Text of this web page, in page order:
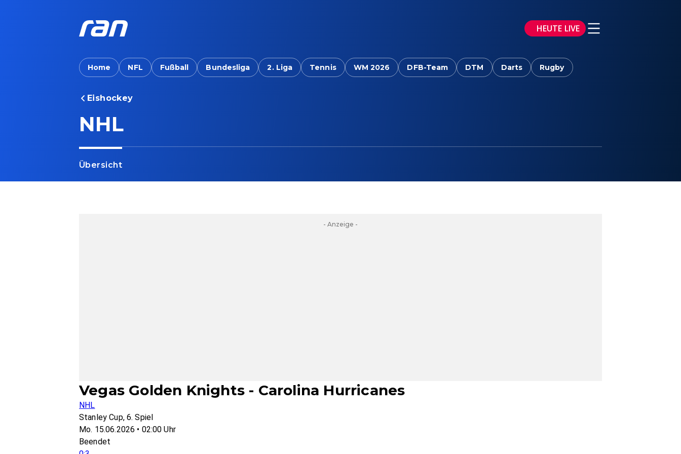
HEUTE LIVE
Home NFL Fußball Bundesliga 2. Liga Tennis WM 2026 DFB-Team DTM Darts Rugby
Eishockey
NHL
Übersicht
- Anzeige -
Vegas Golden Knights - Carolina Hurricanes
NHL
Stanley Cup, 6. Spiel
Mo. 15.06.2026 • 02:00 Uhr
Beendet